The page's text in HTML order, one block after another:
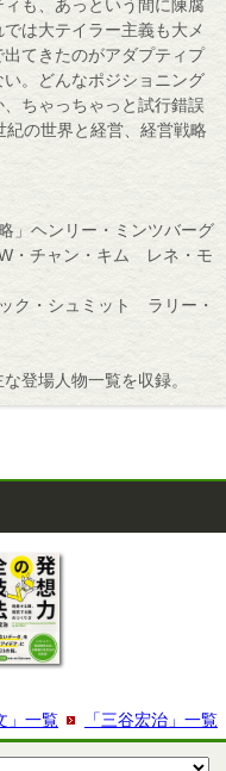
も、あっという間に陳腐
は大テイラー主義も大メ
てきたのがアダプティプ
。どんなポジショニング
ちゃっちゃっと試行錯誤
紀の世界と経営、経営戦略
」ヘンリー・ミンツバーグ
・チャン・キム レネ・モ
ク・シュミット ラリー・
登場人物一覧を収録。
「三谷宏治」一覧
」一覧